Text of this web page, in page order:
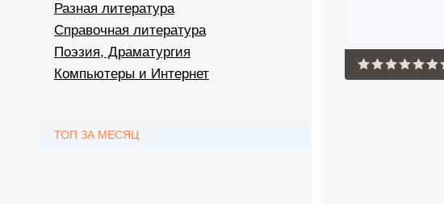
Разная литература
Справочная литература
Поэзия, Драматургия
Компьютеры и Интернет
ТОП ЗА МЕСЯЦ